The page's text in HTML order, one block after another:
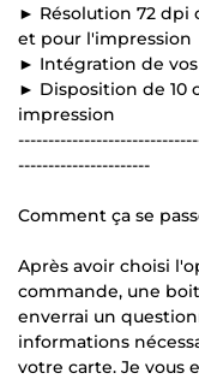
► Résolution 72 dpi
et pour l'impression
► Intégration de vos
► Disposition de 10
impression
----------------------
Comment ça se
Après avoir choisi
commande, une
enverrai un
informations
votre carte. Je vous